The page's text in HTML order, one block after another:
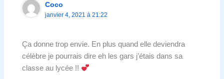
Coco
janvier 4, 2021 à 21:22
Ça donne trop envie. En plus quand elle deviendra
célèbre je pourrais dire eh les gars j’étais dans sa
classe au lycée !!